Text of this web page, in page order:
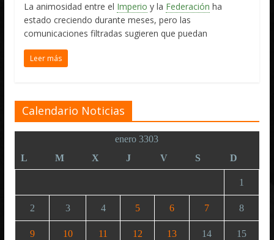
La animosidad entre el Imperio y la Federación ha
estado creciendo durante meses, pero las
comunicaciones filtradas sugieren que puedan
Leer más
Calendario Noticias
enero 3303
L
M X J V S D
1
2 3 4 5 6 7 8
9 10 11 12 13 14 15